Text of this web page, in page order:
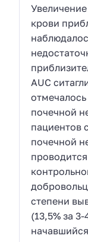
крови
AUC
почечной
пациентов
почечной
степени
(13,5% за